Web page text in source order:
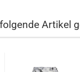
Artikel